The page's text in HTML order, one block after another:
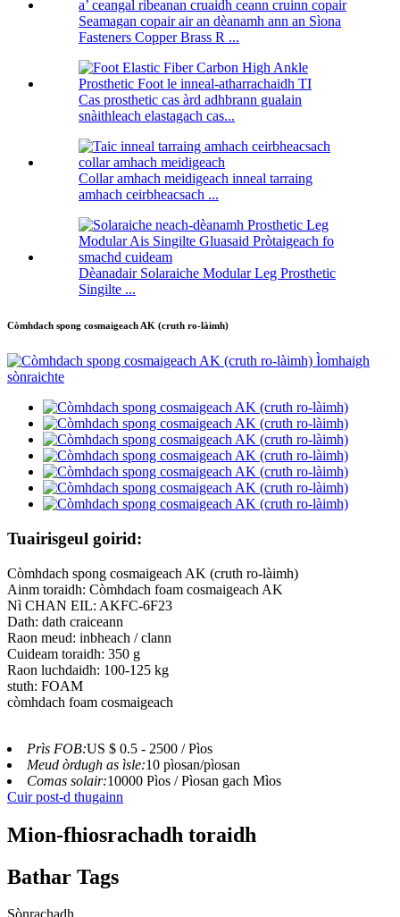
Seamagan copair air an dèanamh ann an Sìona
Fasteners Copper Brass R ...
Cas prosthetic cas àrd adhbrann gualain
snàithleach elastagach cas...
Collar amhach meidigeach inneal tarraing
amhach ceirbheacsach ...
Dèanadair Solaraiche Modular Leg Prosthetic
Singilte ...
Còmhdach spong cosmaigeach AK (cruth ro-làimh)
Tuairisgeul goirid:
Còmhdach spong cosmaigeach AK (cruth ro-làimh)
Ainm toraidh: Còmhdach foam cosmaigeach AK
Nì CHAN EIL: AKFC-6F23
Dath: dath craiceann
Raon meud: inbheach / clann
Cuideam toraidh: 350 g
Raon luchdaidh: 100-125 kg
stuth: FOAM
còmhdach foam cosmaigeach
Prìs FOB:US $ 0.5 - 2500 / Pìos
Meud òrdugh as ìsle:10 pìosan/pìosan
Comas solair:10000 Pìos / Pìosan gach Mìos
Cuir post-d thugainn
Mion-fhiosrachadh toraidh
Bathar Tags